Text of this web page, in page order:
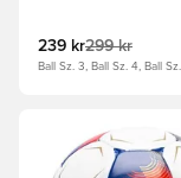
239 kr299 kr
Ball Sz. 3, Ball Sz. 4, Ball
Öppnar en